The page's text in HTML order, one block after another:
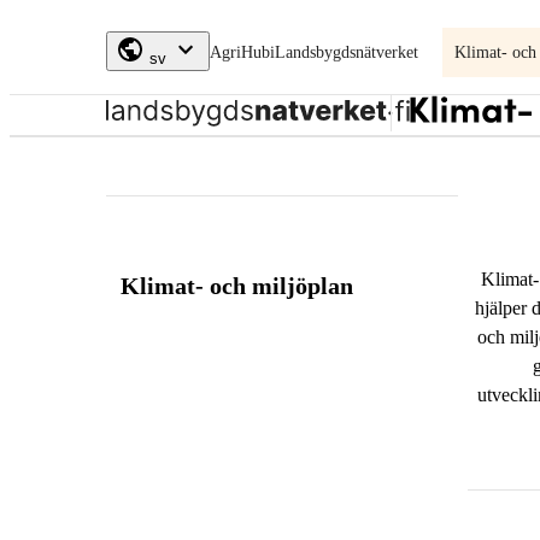
sv AgriHubiLandsbygdsnätverket Klimat-
Klimat-
Klimat- och miljöplan
Klimat-
hjälper
och